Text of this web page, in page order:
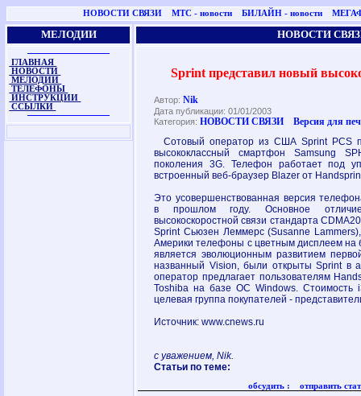
НОВОСТИ СВЯЗИ МТС - новости БИЛАЙН - новости
МЕЛОДИИ
ГЛАВНАЯ
НОВОСТИ
МЕЛОДИИ
ТЕЛЕФОНЫ
ИНСТРУКЦИИ
ССЫЛКИ
НОВОСТИ
Sprint представил новый
Автор:Nik
Дата публикации: 01/01/2003
Категория:НОВОСТИ СВЯЗИ
Версия для
Сотовый оператор из США Sprint PCS
высококлассный смартфон Samsung
поколения 3G. Телефон работает под
встроенный веб-браузер Blazer от
Это усовершенствованная версия
в прошлом году. Основное
высокоскоростной связи стандарта
Sprint Сьюзен Леммерс (Susanne
Америки телефоны с цветным дисплеем на
является эволюционным развитием
названный Vision, были открыты Sprint в
оператор предлагает пользователям
Toshiba на базе ОС Windows. Стоимость
целевая группа покупателей -
Источник: www.cnews.ru
с уважением, Nik.
Статьи по теме:
обсудить : отправить